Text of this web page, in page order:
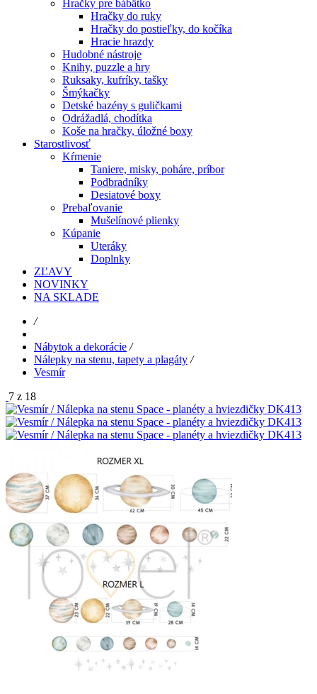
Hračky pre bábätko
Hračky do ruky
Hračky do postieľky, do kočíka
Hracie hrazdy
Hudobné nástroje
Knihy, puzzle a hry
Ruksaky, kufríky, tašky
Šmýkačky
Detské bazény s guličkami
Odrážadlá, chodítka
Koše na hračky, úložné boxy
Starostlivosť
Kŕmenie
Taniere, misky, poháre, príbor
Podbradníky
Desiatové boxy
Prebaľovanie
Mušelínové plienky
Kúpanie
Uteráky
Doplnky
ZĽAVY
NOVINKY
NA SKLADE
/
Nábytok a dekorácie /
Nálepky na stenu, tapety a plagáty /
Vesmír
7 z 18